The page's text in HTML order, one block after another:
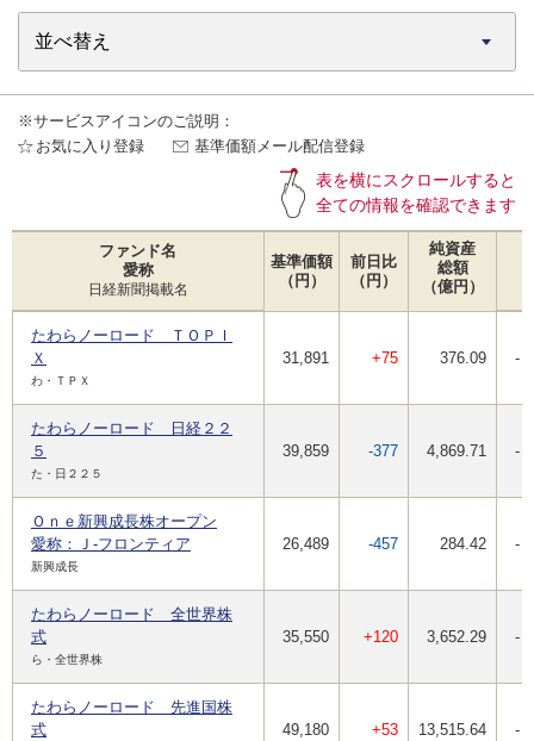
※サービスアイコンのご説明：
お気に入り登録
基準価額メール配信登録
表を横にスクロールすると
全ての情報を確認できます
ファンド名
愛称
日経新聞掲載名
基準価額
（円）
前日比
（円）
純資産
総額
（億円）
たわらノーロード ＴＯＰＩ
Ｘ
わ・ＴＰＸ
31,891 +75 376.09 -
たわらノーロード 日経２２
５
た・日２２５
39,859 -377 4,869.71 -
Ｏｎｅ新興成長株オープン
愛称：Ｊ-フロンティア
新興成長
26,489 -457 284.42 -
たわらノーロード 全世界株
式
ら・全世界株
35,550 +120 3,652.29 -
たわらノーロード 先進国株
式
49,180 +53 13,515.64 -